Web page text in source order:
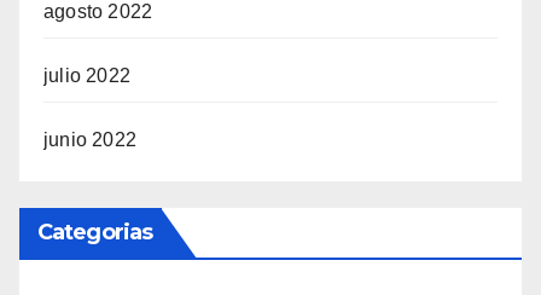
agosto 2022
julio 2022
junio 2022
Categorias